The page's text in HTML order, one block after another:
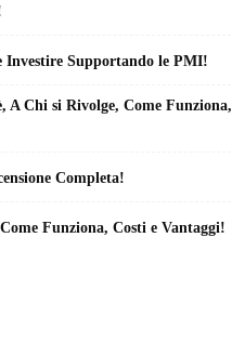
Investire Supportando le PMI!
A Chi si Rivolge, Come Funziona,
Completa!
Funziona, Costi e Vantaggi!